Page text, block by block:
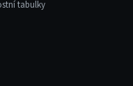
tabulky